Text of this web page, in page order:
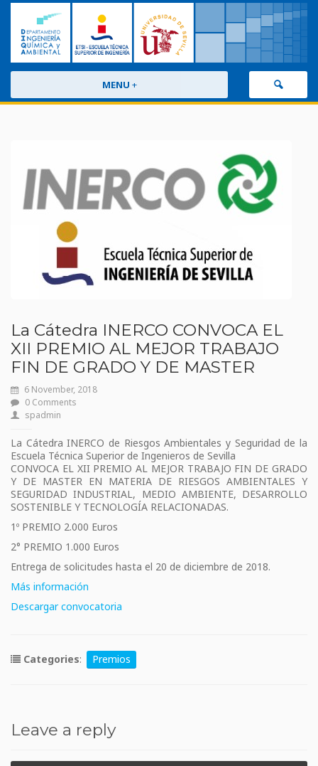
MENU +
La Cátedra INERCO CONVOCA EL
XII PREMIO AL MEJOR TRABAJO
FIN DE GRADO Y DE MASTER
6 November, 2018
0 Comments
spadmin
La Cátedra INERCO de Riesgos Ambientales y Seguridad de la
Escuela Técnica Superior de Ingenieros de Sevilla
CONVOCA EL XII PREMIO AL MEJOR TRABAJO FIN DE GRADO
Y DE MASTER EN MATERIA DE RIESGOS AMBIENTALES Y
SEGURIDAD INDUSTRIAL, MEDIO AMBIENTE, DESARROLLO
SOSTENIBLE Y TECNOLOGÍA RELACIONADAS.
1º PREMIO 2.000 Euros
2° PREMIO 1.000 Euros
Entrega de solicitudes hasta el 20 de diciembre de 2018.
Más información
Descargar convocatoria
Categories: Premios
Leave a reply